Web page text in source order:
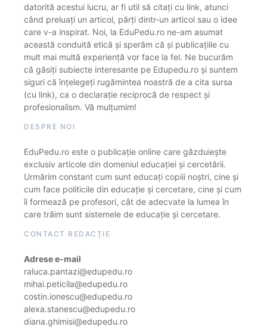
datorită acestui lucru, ar fi util să citați cu link, atunci
când preluați un articol, părți dintr-un articol sau o idee
care v-a inspirat. Noi, la EduPedu.ro ne-am asumat
această conduită etică și sperăm că și publicațiile cu
mult mai multă experiență vor face la fel. Ne bucurăm
că găsiți subiecte interesante pe Edupedu.ro și suntem
siguri că înțelegeți rugămintea noastră de a cita sursa
(cu link), ca o declarație reciprocă de respect și
profesionalism. Vă mulțumim!
DESPRE NOI
EduPedu.ro este o publicație online care găzduiește
exclusiv articole din domeniul educației și cercetării.
Urmărim constant cum sunt educați copiii noștri, cine și
cum face politicile din educație și cercetare, cine și cum
îi formează pe profesori, cât de adecvate la lumea în
care trăim sunt sistemele de educație și cercetare.
CONTACT REDACȚIE
Adrese e-mail
raluca.pantazi@edupedu.ro
mihai.peticila@edupedu.ro
costin.ionescu@edupedu.ro
alexa.stanescu@edupedu.ro
diana.ghimisi@edupedu.ro